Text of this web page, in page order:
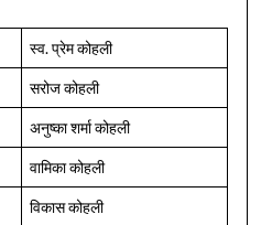
स्व. प्रेम कोहली
सरोज कोहली
अनुष्का शर्मा कोहली
वामिका कोहली
विकास कोहली